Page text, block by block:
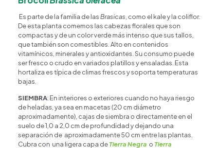
Es parte de la familia de lasBrasicas , como el kale y la coliflor.
De esta planta comemos las cabezas florales que son
compactas y de un color verde más intenso que sus tallos,
que también son comestibles. Alto en contenidos
vitamínicos, minerales y antioxidantes. Su consumo puede
ser fresco o crudo en variados platillos y ensaladas. Esta
hortaliza es típica de climas frescos y soporta temperaturas
bajas.
SIEMBRA: En interiores o exteriores cuando no haya riesgo
de heladas, ya sea en macetas (20 cm diámetro
aproximadamente), cajas de siembra o directamente en el
suelo de 1,0 a 2,0 cm de profundidad y dejando una
separación de aproximadamente 50 cm entre las plantas.
Cubra con una ligera capa deTierra Negra o Tierra